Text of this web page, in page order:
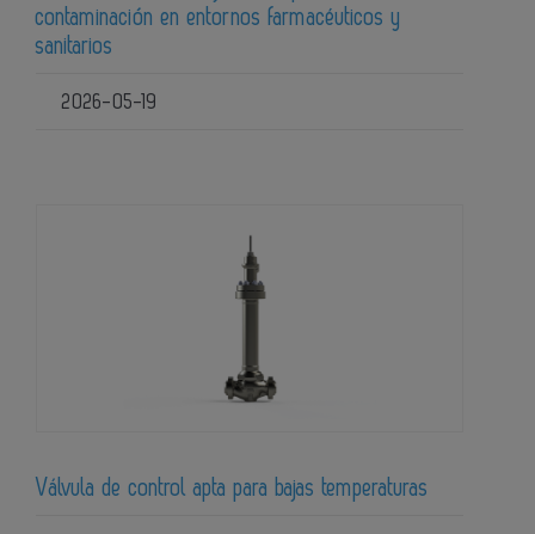
contaminación en entornos farmacéuticos y
sanitarios
2026-05-19
Válvula de control apta para bajas temperaturas